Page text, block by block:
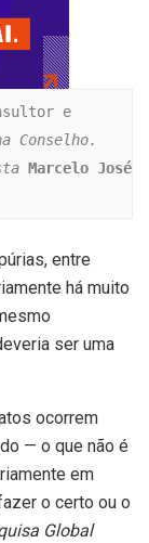
e
Conselho.
Marcelo José
entre
há muito
ser uma
ocorrem
— o que não é
em
o certo ou o
Global